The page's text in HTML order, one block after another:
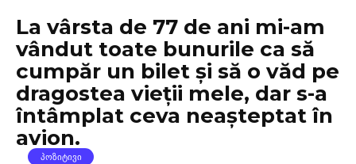
La vârsta de 77 de ani mi-am
vândut toate bunurile ca să
cumpăr un bilet și să o văd pe
dragostea vieții mele, dar s-a
întâmplat ceva neașteptat în
avion.
ᲞᲝᲖᲘᲢᲘᲕᲘ